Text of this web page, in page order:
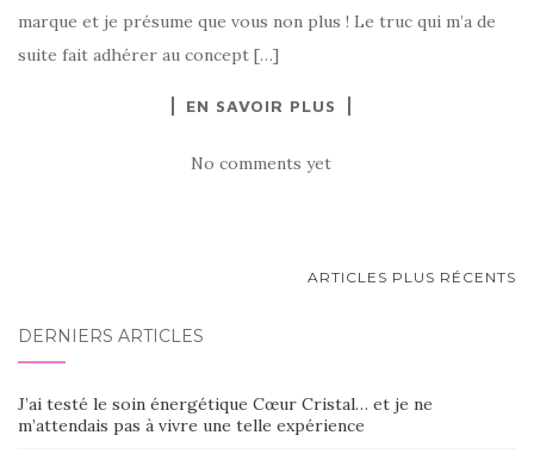
marque et je présume que vous non plus ! Le truc qui m’a de
suite fait adhérer au concept […]
EN SAVOIR PLUS
No comments yet
SEIN
DES
ARTICLES
ARTICLES PLUS RÉCENTS
DERNIERS ARTICLES
J’ai testé le soin énergétique Cœur Cristal… et je ne
m’attendais pas à vivre une telle expérience